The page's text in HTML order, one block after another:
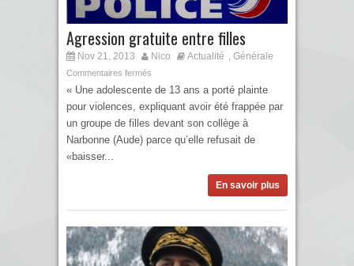
Agression gratuite entre filles
Nov 21, 2013 Nico Actualité Générale
Commentaires fermés
« Une adolescente de 13 ans a porté plainte
pour violences, expliquant avoir été frappée par
un groupe de filles devant son collège à
Narbonne (Aude) parce qu’elle refusait de
«baisser...
En savoir plus